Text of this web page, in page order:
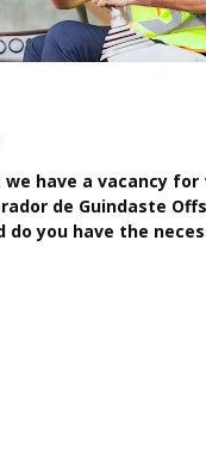
have a vacancy
de Guindaste
do you have the